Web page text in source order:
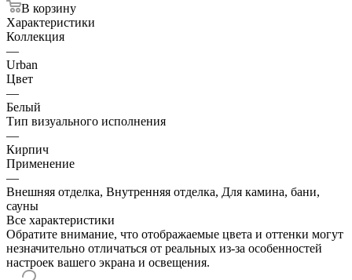
В корзину
Характеристики
Коллекция
—
Urban
Цвет
—
Белый
Тип визуального исполнения
—
Кирпич
Применение
—
Внешняя отделка, Внутренняя отделка, Для камина, бани,
сауны
Все характеристики
Обратите внимание, что отображаемые цвета и оттенки могут
незначительно отличаться от реальных из-за особенностей
настроек вашего экрана и освещения.